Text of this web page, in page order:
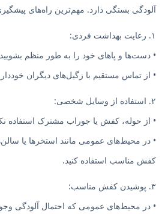
آلودگی بستگی دارد. مهم‌ترین راه‌های
۱. رعایت بهداشت فردی:
• دست‌ها و پاهای خود را به طور منظم
• از تماس مستقیم با زگیل‌های دیگران
۲. استفاده از وسایل شخصی:
• از حوله، کفش یا جوراب مشترک استفاده
• در محیط‌های عمومی مانند استخرها یا
کفش مناسب استفاده کنید.
۳. پوشیدن کفش مناسب:
• در محیط‌های عمومی که احتمال آلودگی